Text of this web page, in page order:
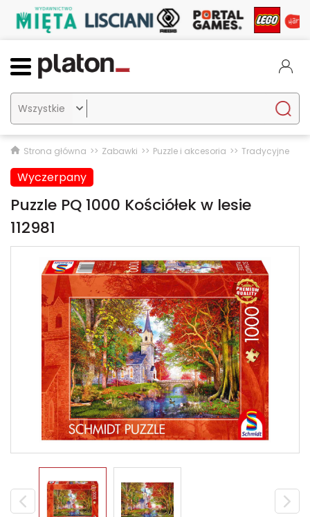

Strona główna Zabawki Puzzle i akcesoria Tradycyjne
Wyczerpany
Puzzle PQ 1000 Kościółek w lesie
112981